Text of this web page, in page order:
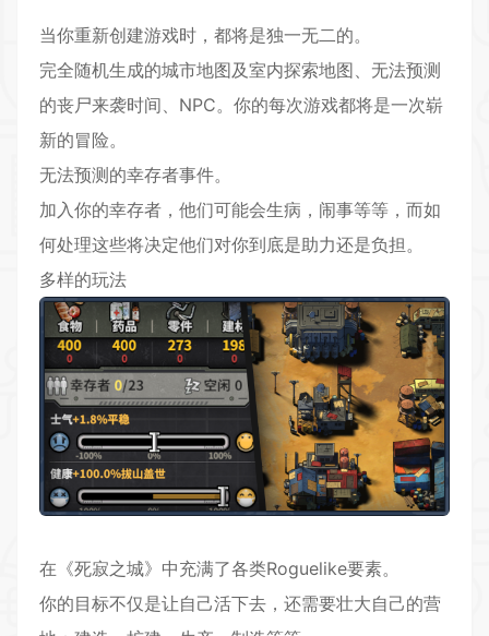
当你重新创建游戏时，都将是独一无二的。
完全随机生成的城市地图及室内探索地图、无法预测
的丧尸来袭时间、NPC。你的每次游戏都将是一次崭
新的冒险。
无法预测的幸存者事件。
加入你的幸存者，他们可能会生病，闹事等等，而如
何处理这些将决定他们对你到底是助力还是负担。
多样的玩法
在《死寂之城》中充满了各类Roguelike要素。
你的目标不仅是让自己活下去，还需要壮大自己的营